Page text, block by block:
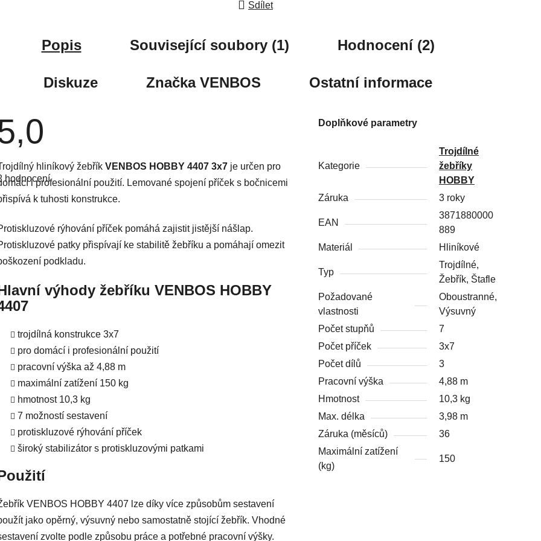
Sdílet
Popis Související soubory (1) Hodnocení (2)
Diskuze ZnačkaVENBOS Ostatní informace
hodnocení
hodnocení
hliníkový žebřík VENBOS HOBBY 4407 3x7 je určen pro
i profesionální použití. Lemované spojení příček s bočnicemi
k tuhosti konstrukce.
rýhování příček pomáhá zajistit jistější nášlap.
patky přispívají ke stabilitě žebříku a pomáhají omezit
podkladu.
výhody žebříku VENBOS HOBBY
trojdílná konstrukce 3x7
pro domácí i profesionální použití
pracovní výška až 4,88 m
maximální zatížení 150 kg
hmotnost 10,3 kg
7 možností sestavení
protiskluzové rýhování příček
široký stabilizátor s protiskluzovými patkami
VENBOS HOBBY 4407 lze díky více způsobům sestavení
jako opěrný, výsuvný nebo samostatně stojící žebřík. Vhodné
zvolte podle způsobu práce a potřebné pracovní výšky.
Doplňkové parametry
Kategorie
Trojdílné
žebříky
HOBBY
Záruka
3 roky
EAN
3871880000
889
Materiál
Hliníkové
Typ
Trojdílné,
Žebřík, Štafle
Požadované
vlastnosti
Oboustranné,
Výsuvný
Počet stupňů
7
Počet příček
3x7
Počet dílů
3
Pracovní výška
4,88 m
Hmotnost
10,3 kg
Max. délka
3,98 m
Záruka (měsíců)
36
Maximální zatížení
(kg)
150